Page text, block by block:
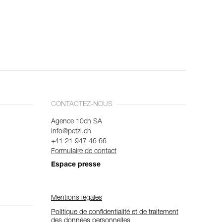
CONTACTEZ-NOUS
Agence 10ch SA
info@petzl.ch
+41 21 947 46 66
Formulaire de contact
Espace presse
Mentions légales
Politique de confidentialité et de traitement